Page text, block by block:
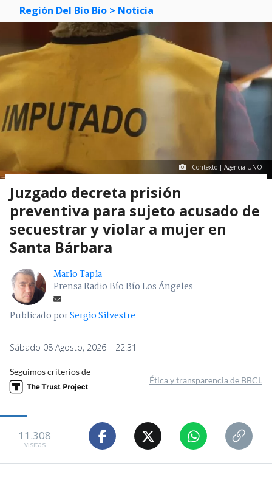
Región Del Bío Bío > Noticia
Contexto | Agencia UNO
Juzgado decreta prisión
preventiva para sujeto acusado de
secuestrar y violar a mujer en
Santa Bárbara
Mario Tapia
Prensa Radio Bío Bío Los Ángeles
Publicado porSergio Silvestre
Sábado 08 Agosto, 2026 | 22:31
Seguimos criterios de
Ética y transparencia de BBCL
11.308
visitas